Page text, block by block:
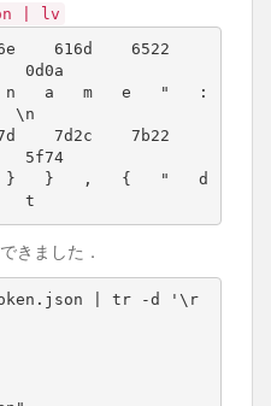
| lv
616d    6522
0d0a
\n
7d2c    7b22
5f74
t
きました．
| tr -d '\r